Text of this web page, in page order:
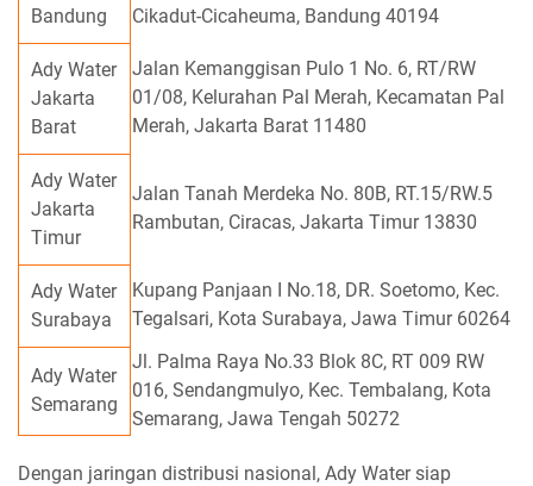
Bandung
Cikadut-Cicaheuma, Bandung 40194
Ady Water
Jakarta
Barat
Jalan Kemanggisan Pulo 1 No. 6, RT/RW
01/08, Kelurahan Pal Merah, Kecamatan Pal
Merah, Jakarta Barat 11480
Ady Water
Jakarta
Timur
Jalan Tanah Merdeka No. 80B, RT.15/RW.5
Rambutan, Ciracas, Jakarta Timur 13830
Ady Water
Surabaya
Kupang Panjaan I No.18, DR. Soetomo, Kec.
Tegalsari, Kota Surabaya, Jawa Timur 60264
Ady Water
Semarang
Jl. Palma Raya No.33 Blok 8C, RT 009 RW
016, Sendangmulyo, Kec. Tembalang, Kota
Semarang, Jawa Tengah 50272
Dengan jaringan distribusi nasional, Ady Water siap